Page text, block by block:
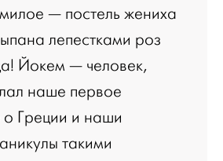
— постель жениха
лепестками роз
Йокем — человек,
наше первое
о Греции и наши
такими